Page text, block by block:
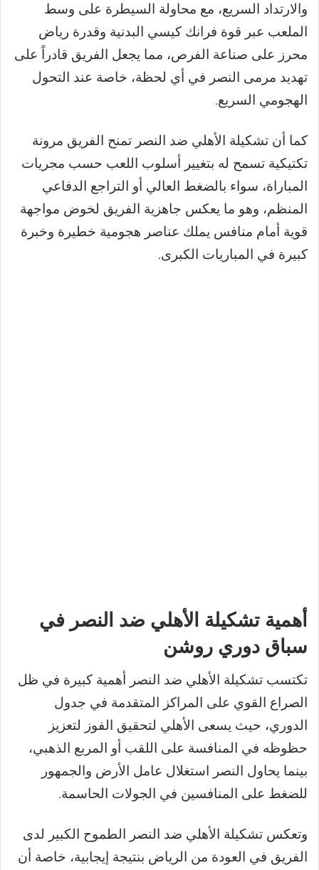
والارتداد السريع، مع محاولة السيطرة على وسط
الملعب عبر قوة فرانك كيسي البدنية وقدرة رياض
محرز على صناعة الفرص، مما يجعل الفريق قادراً على
تهديد مرمى النصر في أي لحظة، خاصة عند التحول
الهجومي السريع.
كما أن تشكيلة الأهلي ضد النصر تمنح الفريق مرونة
تكتيكية تسمح له بتغيير أسلوب اللعب حسب مجريات
المباراة، سواء بالضغط العالي أو التراجع الدفاعي
المنظم، وهو ما يعكس جاهزية الفريق لخوض مواجهة
قوية أمام منافس يملك عناصر هجومية خطيرة وخبرة
كبيرة في المباريات الكبرى.
أهمية تشكيلة الأهلي ضد النصر في
سباق دوري روشن
تكتسب تشكيلة الأهلي ضد النصر أهمية كبيرة في ظل
الصراع القوي على المراكز المتقدمة في جدول
الدوري، حيث يسعى الأهلي لتحقيق الفوز لتعزيز
حظوظه في المنافسة على اللقب أو المربع الذهبي،
بينما يحاول النصر استغلال عامل الأرض والجمهور
للضغط على المنافسين في الجولات الحاسمة.
وتعكس تشكيلة الأهلي ضد النصر الطموح الكبير لدى
الفريق في العودة من الرياض بنتيجة إيجابية، خاصة أن